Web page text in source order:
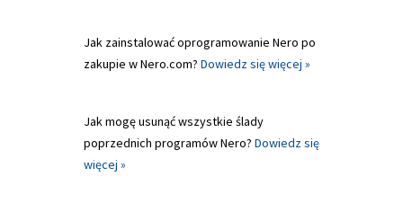
Jak zainstalować oprogramowanie Nero po
zakupie w Nero.com? Dowiedz się więcej »
Jak mogę usunąć wszystkie ślady
poprzednich programów Nero? Dowiedz się
więcej »